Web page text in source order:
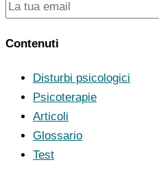
Contenuti
Disturbi psicologici
Psicoterapie
Articoli
Glossario
Test